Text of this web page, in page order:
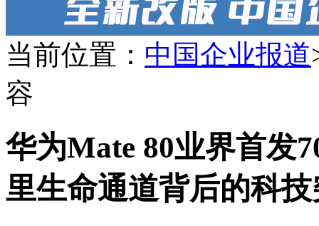
当前位置： 中国企业报道
容
华为Mate 80业界首发
里生命通道背后的科